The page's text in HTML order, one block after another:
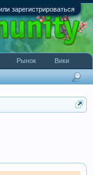
зарегистрироваться
Рынок Вики